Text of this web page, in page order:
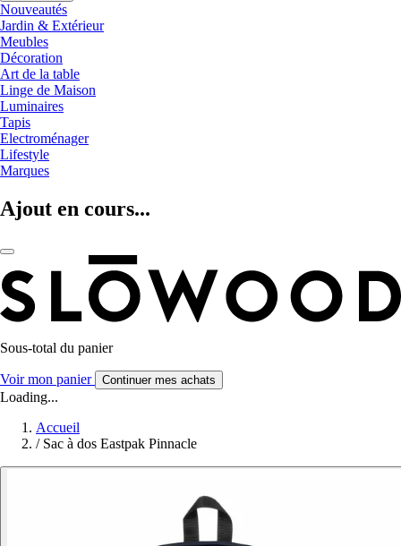
Nouveautés
Jardin & Extérieur
Meubles
Décoration
Art de la table
Linge de Maison
Luminaires
Tapis
Electroménager
Lifestyle
Marques
Ajout en cours...
Sous-total du panier
Voir mon panier Continuer mes achats
Loading...
Accueil
/ Sac à dos Eastpak Pinnacle